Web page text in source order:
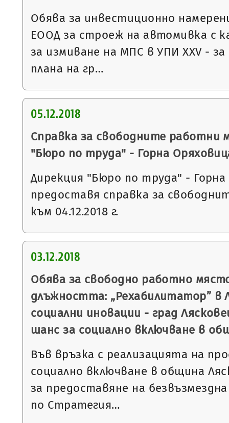
Обява за инвестиционно
ЕООД за строеж на автомивка с
за измиване на МПС в УПИ XXV -
плана на гр…
05.12.2018
Справка за свободните работни
"Бюро по труда" - Горна
Дирекция "Бюро по труда" -
предоставя справка за
към 04.12.2018 г.
03.12.2018
Обява за свободно работно
длъжността: „Рехабилитатор” в
социални иновации - град
шанс за социално включване в
Във връзка с реализацията на
социално включване в община
за предоставяне на
по Стратегия…